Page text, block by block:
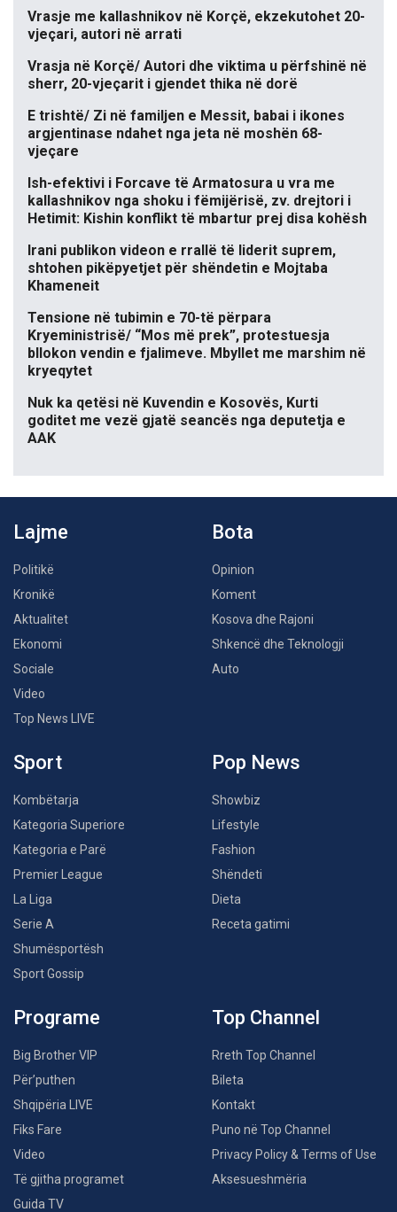
Vrasje me kallashnikov në Korçë, ekzekutohet 20-
vjeçari, autori në arrati
Vrasja në Korçë/ Autori dhe viktima u përfshinë në
sherr, 20-vjeçarit i gjendet thika në dorë
E trishtë/ Zi në familjen e Messit, babai i ikones
argjentinase ndahet nga jeta në moshën 68-
vjeçare
Ish-efektivi i Forcave të Armatosura u vra me
kallashnikov nga shoku i fëmijërisë, zv. drejtori i
Hetimit: Kishin konflikt të mbartur prej disa kohësh
Irani publikon videon e rrallë të liderit suprem,
shtohen pikëpyetjet për shëndetin e Mojtaba
Khameneit
Tensione në tubimin e 70-të përpara
Kryeministrisë/ “Mos më prek”, protestuesja
bllokon vendin e fjalimeve. Mbyllet me marshim në
kryeqytet
Nuk ka qetësi në Kuvendin e Kosovës, Kurti
goditet me vezë gjatë seancës nga deputetja e
AAK
Lajme
Politikë
Kronikë
Aktualitet
Ekonomi
Sociale
Video
Top News LIVE
Bota
Opinion
Koment
Kosova dhe Rajoni
Shkencë dhe Teknologji
Auto
Sport
Kombëtarja
Kategoria Superiore
Kategoria e Parë
Premier League
La Liga
Serie A
Shumësportësh
Sport Gossip
Pop News
Showbiz
Lifestyle
Fashion
Shëndeti
Dieta
Receta gatimi
Programe
Big Brother VIP
Për’puthen
Shqipëria LIVE
Fiks Fare
Video
Të gjitha programet
Guida TV
Top Channel
Rreth Top Channel
Bileta
Kontakt
Puno në Top Channel
Privacy Policy & Terms of Use
Aksesueshmëria